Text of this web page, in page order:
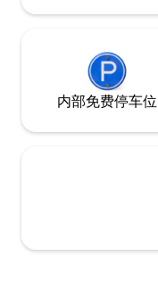
内部免费停车位